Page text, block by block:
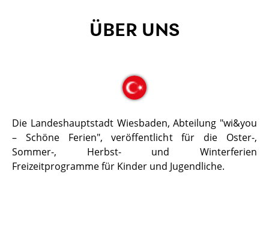
ÜBER UNS
Die Landeshauptstadt Wiesbaden, Abteilung "wi&you
– Schöne Ferien", veröffentlicht für die Oster-,
Sommer-, Herbst- und Winterferien
Freizeitprogramme für Kinder und Jugendliche.